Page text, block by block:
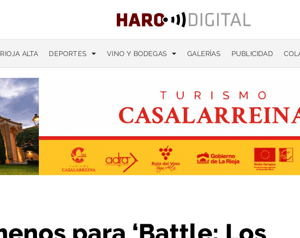
RIOJA ALTA DEPORTES VINO Y BODEGAS GALERÍAS PUBLICIDAD
para ‘Battle: Los Angeles’